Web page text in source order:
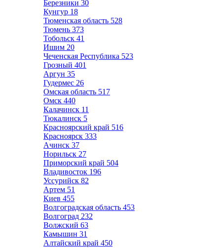
Березники 30
Кунгур 18
Тюменская область 528
Тюмень 373
Тобольск 41
Ишим 20
Чеченская Республика 523
Грозный 401
Аргун 35
Гудермес 26
Омская область 517
Омск 440
Калачинск 11
Тюкалинск 5
Красноярский край 516
Красноярск 333
Ачинск 37
Норильск 27
Приморский край 504
Владивосток 196
Уссурийск 82
Артем 51
Киев 455
Волгоградская область 453
Волгоград 232
Волжский 63
Камышин 31
Алтайский край 450